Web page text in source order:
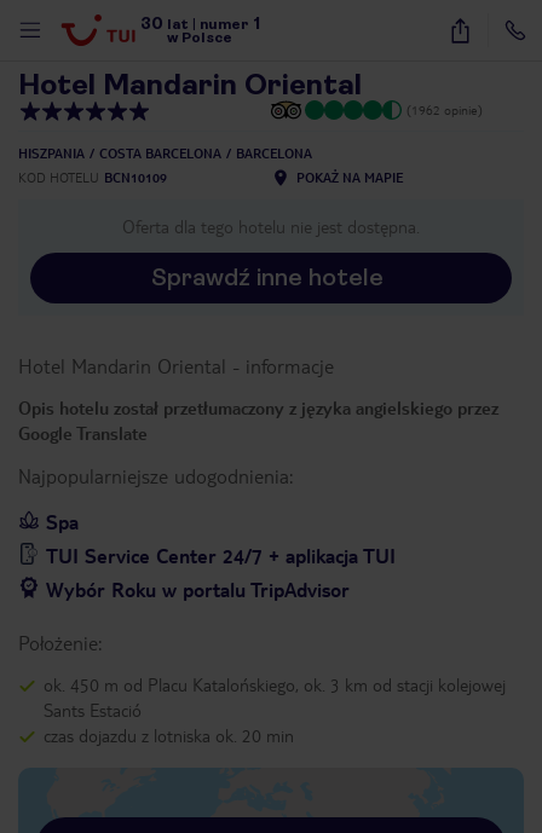
30 lat numer 1
w Polsce
22
Hotel Mandarin Oriental
(1962 opinie)
HISZPANIA COSTA BARCELONA
BARCELONA
KOD HOTELU BCN10109 POKAŻ NA MAPIE
Oferta dla tego hotelu nie jest dostępna.
Sprawdź inne hotele
Hotel Mandarin Oriental - informacje
Opis hotelu został przetłumaczony z języka angielskiego przez
Google Translate
Najpopularniejsze udogodnienia:
Spa
TUI Service Center 24/7 + aplikacja TUI
Wybór Roku w portalu TripAdvisor
Położenie:
ok. 450 m od Placu Katalońskiego, ok. 3 km od stacji kolejowej
Sants Estació
czas dojazdu z lotniska ok. 20 min